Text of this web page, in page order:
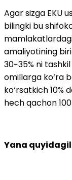
Agar sizga EKU
bilingki bu
amaliyotining
30−35% ni
omillarga ko‘ra
ko‘rsatkich 10%
hech qachon
Yana